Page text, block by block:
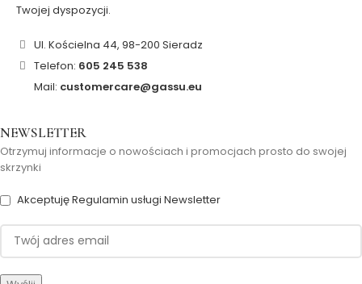
Twojej dyspozycji.
Ul. Kościelna 44, 98-200 Sieradz
Telefon: 605 245 538
Mail: customercare@gassu.eu
NEWSLETTER
Otrzymuj informacje o nowościach i promocjach prosto do swojej
skrzynki
Akceptuję Regulamin usługi Newsletter